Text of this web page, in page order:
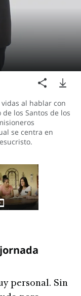
al hablar con
los Santos de los
se centra en
personal. Sin